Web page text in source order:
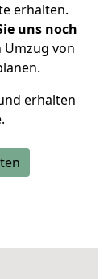
erhalten.
uns noch
von
erhalten